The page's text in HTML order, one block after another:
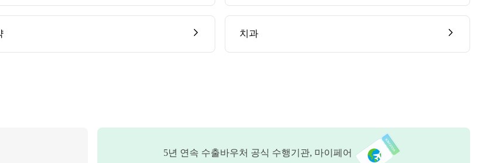
치과
5년 연속 수출바우처 공식 수행기관, 마이페어